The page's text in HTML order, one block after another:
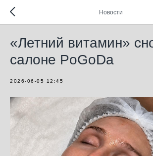
Новости
«Летний витамин»
салоне PoGoDa
2026-06-05 12:45